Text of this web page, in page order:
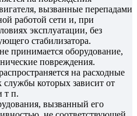
вызванные перепадами
работой сети и, при
эксплуатации, без
стабилизатора.
принимается оборудование,
повреждения.
на расходные
службы которых зависит от
т п.
вызванный его